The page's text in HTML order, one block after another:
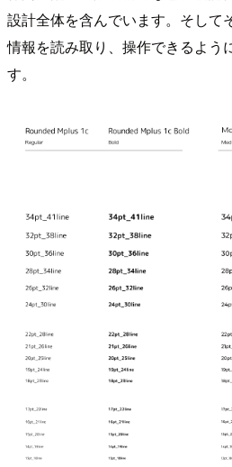
設計全体を含んでいます。そして
情報を読み取り、操作できるよう
す。